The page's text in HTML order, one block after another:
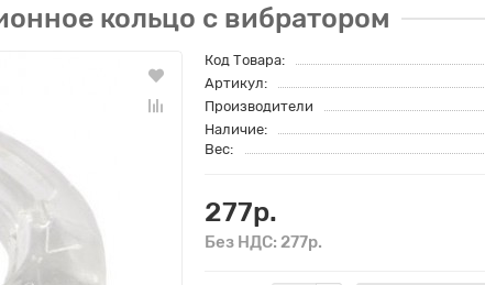
кольцо с вибратором
Код Товара:
Артикул:
Производители
Наличие:
Вес:
277р.
Без НДС: 277р.